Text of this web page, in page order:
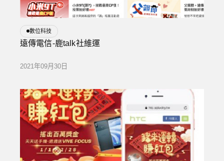
數位科技
遠傳電信-鹿talk社維運
2021年09月30日